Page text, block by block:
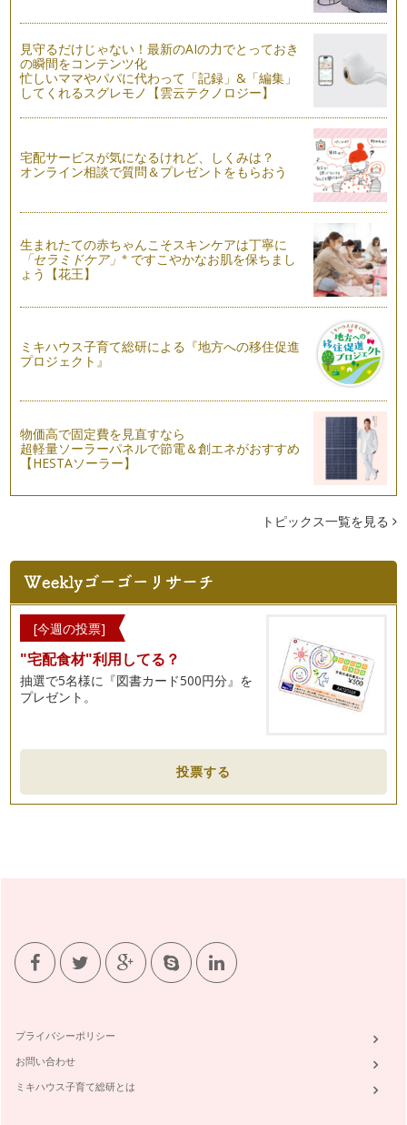
こどもフォト何をつかって撮る？どんな場面を撮る？
なりました。 お…
日常に絵本の読みきかせのあるしあわせ
２０１３年７月、 気づけばもうすでに２０１３年の半分をこ
えました。 この２…
赤ちゃんとわらべうたの出会い
私がわらべうたと出会ったのは娘が生後２ヵ月のときでした。
見守るだけじゃない！最新のAIの力でとっておき
の瞬間をコンテンツ化
忙しいママやパパに代わって「記録」&「編集」
してくれるスグレモノ【雲云テクノロジー】
宅配サービスが気になるけれど、しくみは？
オンライン相談で質問＆プレゼントをもらおう
生まれたての赤ちゃんこそスキンケアは丁寧に
「セラミドケア」※ ですこやかなお肌を保ちまし
ょう【花王】
ミキハウス子育て総研による『地方への移住促進
プロジェクト』
物価高で固定費を見直すなら
超軽量ソーラーパネルで節電＆創エネがおすすめ
【HESTAソーラー】
トピックス一覧を見る
[今週の投票]
"宅配食材"利用してる？
抽選で5名様に『図書カード500円分』を
プレゼント。
投票する
プライバシーポリシー
お問い合わせ
ミキハウス子育て総研とは